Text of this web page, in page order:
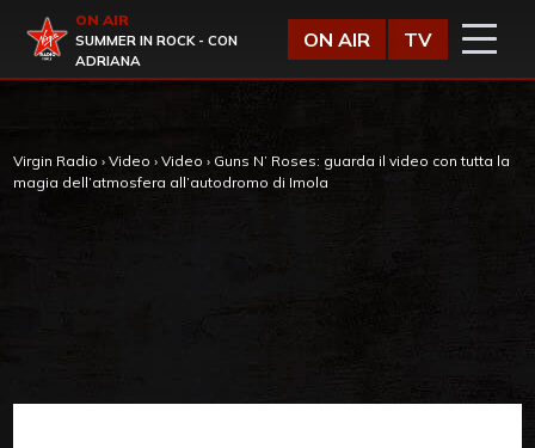
Virgin Radio
ON AIR
SUMMER IN ROCK - CON
ADRIANA
ON AIR TV
Virgin Radio › Video › Video › Guns N’ Roses: guarda il video con tutta la
magia dell’atmosfera all’autodromo di Imola